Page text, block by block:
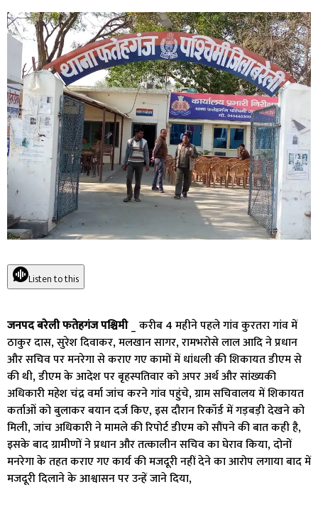
Listen to this
जनपद बरेली फतेहगंज पश्चिमी_ करीब 4 महीने पहले गांव कुरतरा गांव में
ठाकुर दास, सुरेश दिवाकर, मलखान सागर, रामभरोसे लाल आदि ने प्रधान
और सचिव पर मनरेगा से कराए गए कामों में धांधली की शिकायत डीएम से
की थी, डीएम के आदेश पर बृहस्पतिवार को अपर अर्थ और सांख्यकी
अधिकारी महेश चंद्र वर्मा जांच करने गांव पहुंचे, ग्राम सचिवालय में शिकायत
कर्ताओं को बुलाकर बयान दर्ज किए, इस दौरान रिकॉर्ड में गड़बड़ी देखने को
मिली, जांच अधिकारी ने मामले की रिपोर्ट डीएम को सौंपने की बात कही है,
इसके बाद ग्रामीणों ने प्रधान और तत्कालीन सचिव का घेराव किया, दोनों
मनरेगा के तहत कराए गए कार्य की मजदूरी नहीं देने का आरोप लगाया बाद में
मजदूरी दिलाने के आश्वासन पर उन्हें जाने दिया,